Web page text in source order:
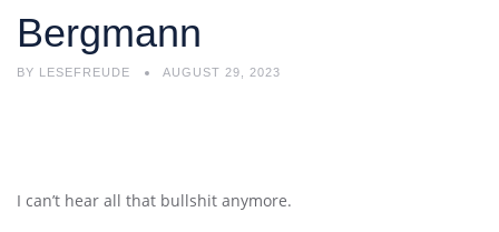
Bergmann
BY LESEFREUDE AUGUST 29, 2023
I can’t hear all that bullshit anymore.